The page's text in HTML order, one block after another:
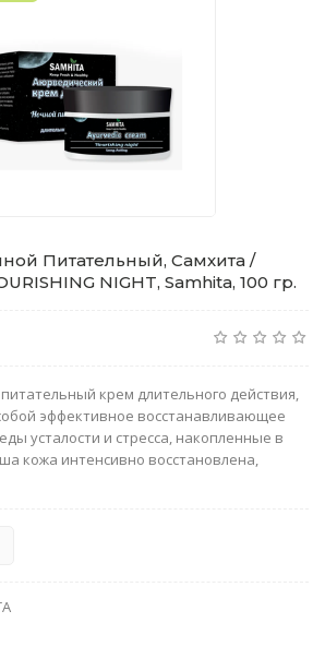
Питательный, Самхита /
NIGHT, Samhita, 100 гр.
крем длительного действия,
эффективное восстанавливающее
усталости и стресса, накопленные в
кожа интенсивно восстановлена,